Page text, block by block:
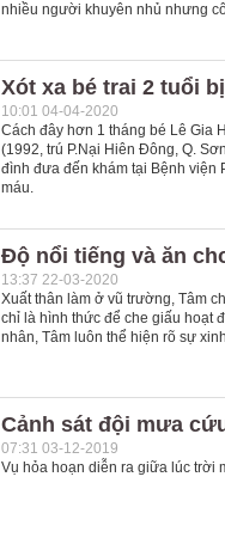
nhiều người khuyên nhủ nhưng
Xót xa bé trai 2 tuổi
10:01 04-04-2020
Cách đây hơn 1 tháng bé Lê Gia
(1992, trú P.Nại Hiên Đông, Q.
đình đưa đến khám tại Bệnh viện
máu.
Độ nổi tiếng và ăn
13:37 22-03-2020
Xuất thân làm ở vũ trường, Tâm
chỉ là hình thức để che giấu hoạt
nhân, Tâm luôn thể hiện rõ sự
Cảnh sát đội mưa
07:31 03-12-2019
Vụ hỏa hoạn diễn ra giữa lúc trời